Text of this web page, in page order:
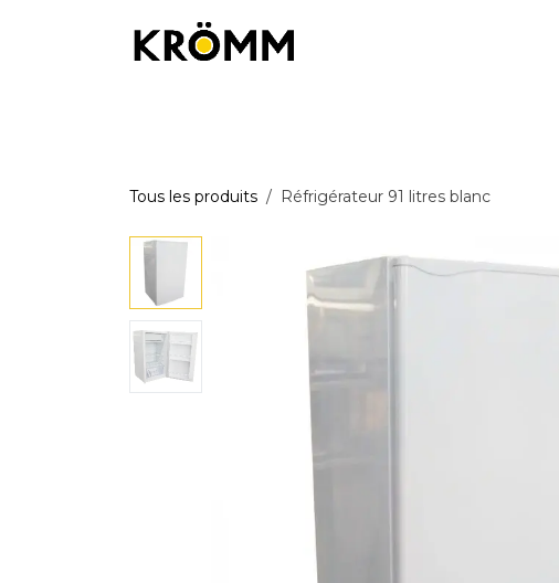
Tous les produits Réfrigérateur 91 litres blanc